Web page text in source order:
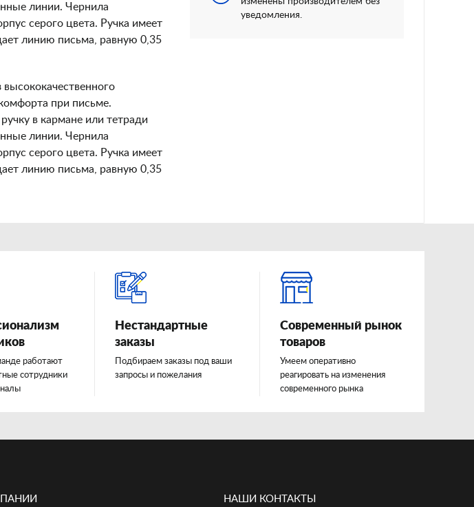
линии. Чернила
серого цвета. Ручка имеет
линию письма, равную 0,35
высококачественного
при письме.
в кармане или тетради
линии. Чернила
серого цвета. Ручка имеет
линию письма, равную 0,35
уведомления.
работают
сотрудники
Нестандартные
заказы
Подбираем заказы под ваши
запросы и пожелания
Современный рынок
товаров
Умеем оперативно
реагировать на изменения
современного рынка
НАШИ КОНТАКТЫ